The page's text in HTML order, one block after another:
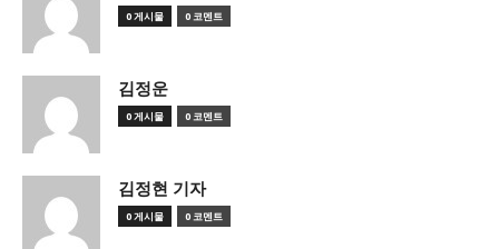
0 게시물 0 코멘트
김정운
0 게시물 0 코멘트
김정현 기자
0 게시물 0 코멘트